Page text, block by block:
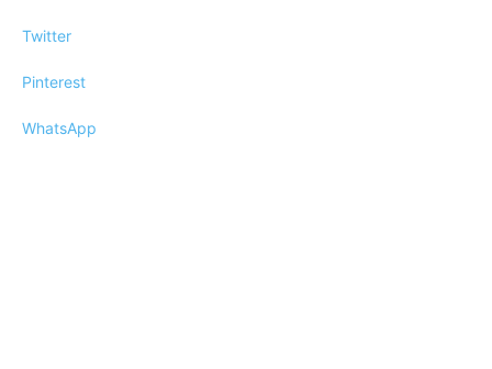
Twitter
Pinterest
WhatsApp